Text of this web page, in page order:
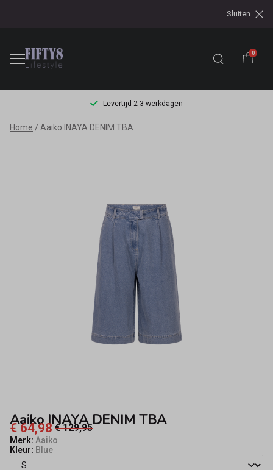
Sluiten
0
Levertijd 2-3 werkdagen
Aaiko
Home Aaiko INAYA DENIM TBA
Aaiko INAYA DENIM TBA
€ 64,98 € 129,95
Merk: Aaiko
Kleur: Blue